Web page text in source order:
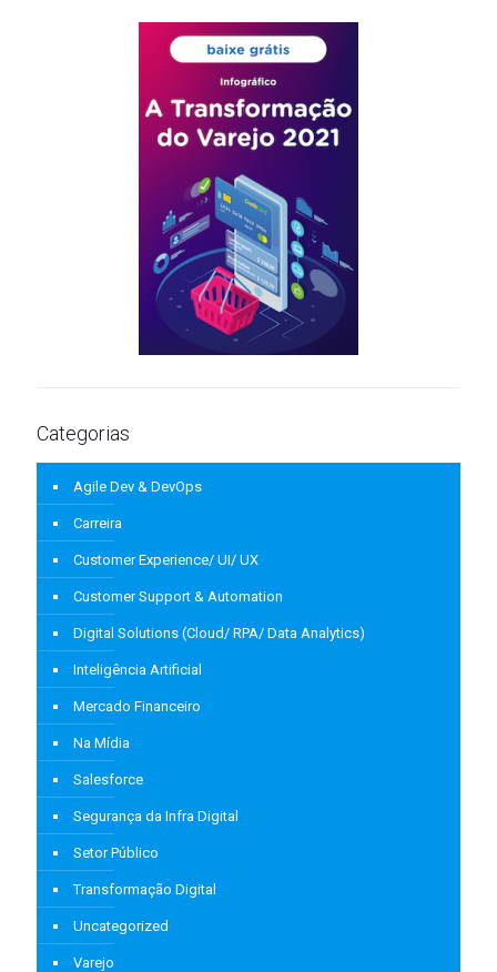
Categorias
Agile Dev & DevOps
Carreira
Customer Experience/ UI/ UX
Customer Support & Automation
Digital Solutions (Cloud/ RPA/ Data Analytics)
Inteligência Artificial
Mercado Financeiro
Na Mídia
Salesforce
Segurança da Infra Digital
Setor Público
Transformação Digital
Uncategorized
Varejo